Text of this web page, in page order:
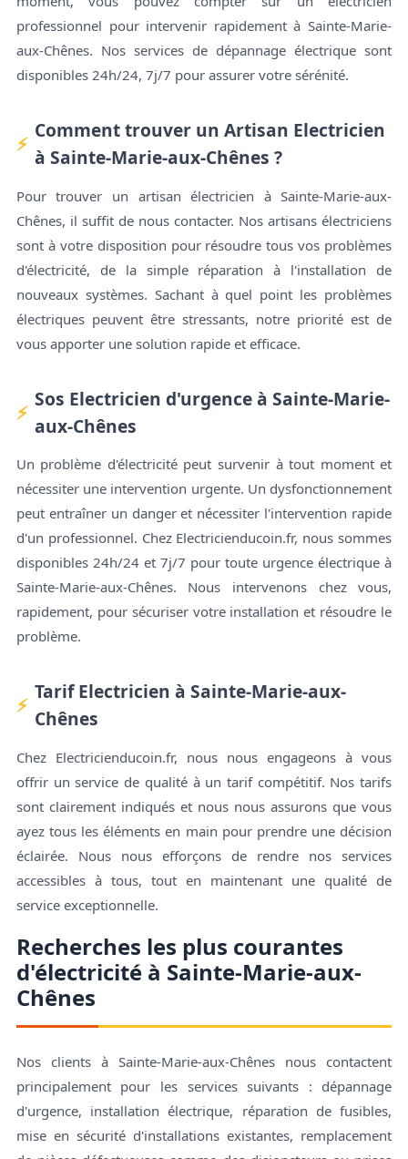
professionnel pour intervenir rapidement à Sainte-Marie-
aux-Chênes. Nos services de dépannage électrique sont
disponibles 24h/24, 7j/7 pour assurer votre sérénité.
Comment trouver un Artisan Electricien
à Sainte-Marie-aux-Chênes ?
Pour trouver un artisan électricien à Sainte-Marie-aux-
Chênes, il suffit de nous contacter. Nos artisans électriciens
sont à votre disposition pour résoudre tous vos problèmes
d'électricité, de la simple réparation à l'installation de
nouveaux systèmes. Sachant à quel point les problèmes
électriques peuvent être stressants, notre priorité est de
vous apporter une solution rapide et efficace.
Sos Electricien d'urgence à Sainte-Marie-
aux-Chênes
Un problème d'électricité peut survenir à tout moment et
nécessiter une intervention urgente. Un dysfonctionnement
peut entraîner un danger et nécessiter l'intervention rapide
d'un professionnel. Chez Electricienducoin.fr, nous sommes
disponibles 24h/24 et 7j/7 pour toute urgence électrique à
Sainte-Marie-aux-Chênes. Nous intervenons chez vous,
rapidement, pour sécuriser votre installation et résoudre le
problème.
Tarif Electricien à Sainte-Marie-aux-
Chênes
Chez Electricienducoin.fr, nous nous engageons à vous
offrir un service de qualité à un tarif compétitif. Nos tarifs
sont clairement indiqués et nous nous assurons que vous
ayez tous les éléments en main pour prendre une décision
éclairée. Nous nous efforçons de rendre nos services
accessibles à tous, tout en maintenant une qualité de
service exceptionnelle.
Recherches les plus courantes
d'électricité à Sainte-Marie-aux-
Chênes
Nos clients à Sainte-Marie-aux-Chênes nous contactent
principalement pour les services suivants : dépannage
d'urgence, installation électrique, réparation de fusibles,
mise en sécurité d'installations existantes, remplacement